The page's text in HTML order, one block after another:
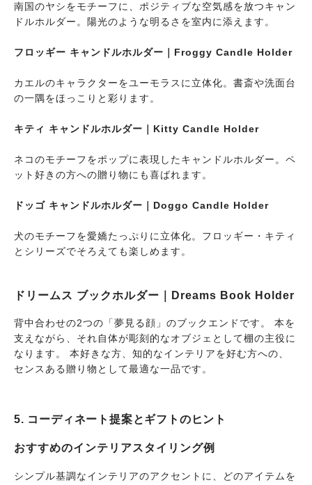
南国のヤシをモチーフに、ポジティブな空気感を放つキャン
ドルホルダー。陽光のような明るさを室内に添えます。
フロッギー キャンドルホルダー｜Froggy Candle Holder
カエルのキャラクターをユーモラスに立体化。書斎や洗面台
の一隅をほっこりと彩ります。
キティ キャンドルホルダー｜Kitty Candle Holder
ネコのモチーフをポップに表現したキャンドルホルダー。ペ
ット好きの方への贈り物にも喜ばれます。
ドッゴ キャンドルホルダー｜Doggo Candle Holder
犬のモチーフを愛嬌たっぷりに立体化。フロッギー・キティ
とシリーズでそろえても楽しめます。
ドリームス ブックホルダー｜Dreams Book Holder
背中合わせの2つの「夢見る顔」のブックエンドです。 本を
支えながら、それ自体が彫刻的なオブジェとして棚の主役に
なります。 本好きな方、知的なインテリアを好む方への、
センスある贈り物として最適な一品です。
5. コーディネート提案とギフトのヒント
おすすめのインテリアスタイリング例
シンプル基調なインテリアのアクセントに、どのアイテムを